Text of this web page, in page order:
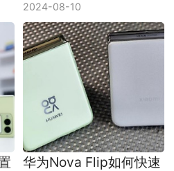
2024-08-10
华为Nova Flip如何快速